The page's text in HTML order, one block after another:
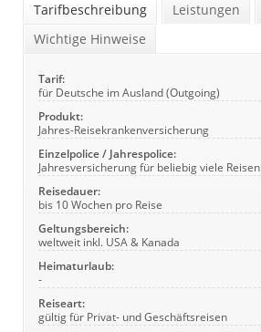
Tarifbeschreibung Leistungen
Wichtige Hinweise
Tarif:
für Deutsche im Ausland (Outgoing)
Produkt:
Jahres-Reisekrankenversicherung
Einzelpolice / Jahrespolice:
Jahresversicherung für beliebig viele Reisen
Reisedauer:
bis 10 Wochen pro Reise
Geltungsbereich:
weltweit inkl. USA & Kanada
Heimaturlaub:
-
Reiseart:
gültig für Privat- und Geschäftsreisen